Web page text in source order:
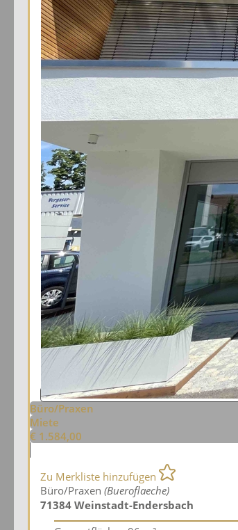
Büro/Praxen
Miete
€ 1.584,00
Zu Merkliste hinzufügen
Büro/Praxen (Bueroflaeche)
71384 Weinstadt-Endersbach